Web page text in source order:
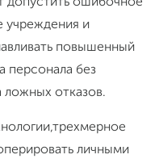
учреждения и
повышенный
персонала без
ложных отказов.
личными